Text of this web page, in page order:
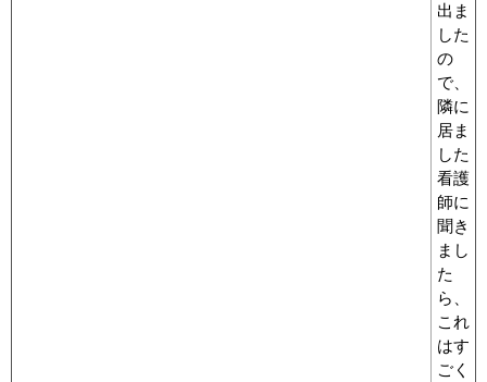
出ま
した
の
で、
隣に
居ま
した
看護
師に
聞き
まし
た
ら、
これ
はす
ごく